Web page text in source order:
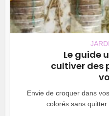
Le guide
cultiver des
Envie de croquer dans
colorés sans